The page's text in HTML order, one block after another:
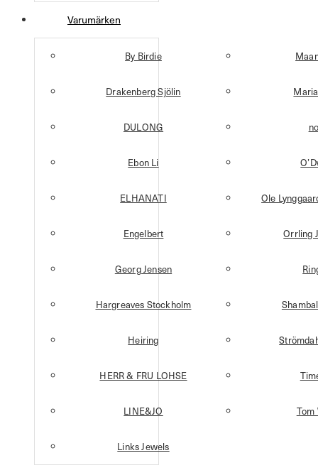
Varumärken
By Birdie
Drakenberg Sjölin
DULONG
Ebon Li
ELHANATI
Engelbert
Georg Jensen
Hargreaves Stockholm
Heiring
HERR & FRU LOHSE
LINE&JO
Links Jewels
Ole
Orrling
Tom